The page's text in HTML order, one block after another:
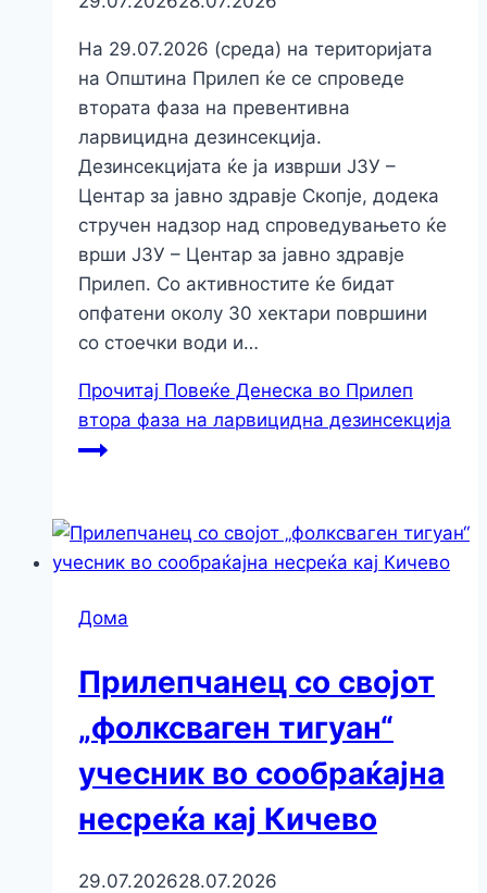
На 29.07.2026 (среда) на територијата
на Општина Прилеп ќе се спроведе
втората фаза на превентивна
ларвицидна дезинсекција.
Дезинсекцијата ќе ја изврши ЈЗУ –
Центар за јавно здравје Скопје, додека
стручен надзор над спроведувањето ќе
врши ЈЗУ – Центар за јавно здравје
Прилеп. Со активностите ќе бидат
опфатени околу 30 хектари површини
со стоечки води и…
Прочитај Повеќе Денеска во Прилеп
втора фаза на ларвицидна дезинсекција
Дома
Прилепчанец со својот
„фолксваген тигуан“
учесник во сообраќајна
несреќа кај Кичево
29.07.202628.07.2026